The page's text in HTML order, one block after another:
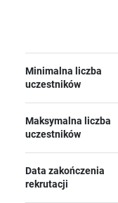
Minimalna liczba
uczestników
Maksymalna liczba
uczestników
Data zakończenia
rekrutacji